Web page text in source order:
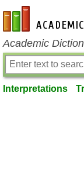
en-academic.com
Academic
Interpretations